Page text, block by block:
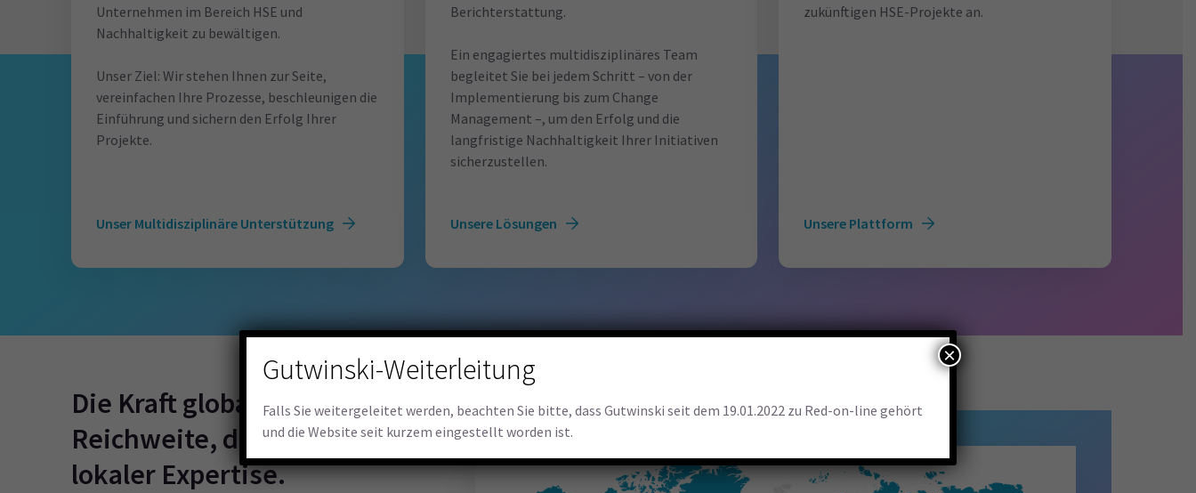
Unternehmen im Bereich HSE und
Nachhaltigkeit zu bewältigen.
Unser Ziel: Wir stehen Ihnen zur Seite,
vereinfachen Ihre Prozesse, beschleunigen die
Einführung und sichern den Erfolg Ihrer
Projekte.
Unser Multidisziplinäre Unterstützung
Berichterstattung.
Ein engagiertes multidisziplinäres Team
begleitet Sie bei jedem Schritt – von der
Implementierung bis zum Change
Management –, um den Erfolg und die
langfristige Nachhaltigkeit Ihrer Initiativen
sicherzustellen.
Unsere Lösungen
zukünftigen HSE-Projekte an.
Unsere Plattform
Die Kraft globaler
Reichweite, die Stärke
lokaler Expertise.
Gutwinski-Weiterleitung
Falls Sie weitergeleitet werden, beachten Sie bitte, dass Gutwinski seit dem 19.01.2022 zu Red-on-line gehört
und die Website seit kurzem eingestellt worden ist.
×